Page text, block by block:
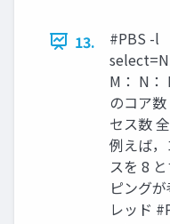
13.
#PBS -l
M： N：
のコア
セス数
例えば
スを 8
ピング
レッド